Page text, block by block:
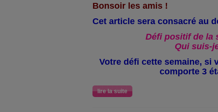
Bonsoir les amis !
Cet article sera consacré au
Défi positif de la
Qui suis-
Votre défi cette semaine, si
comporte 3
lire la suite